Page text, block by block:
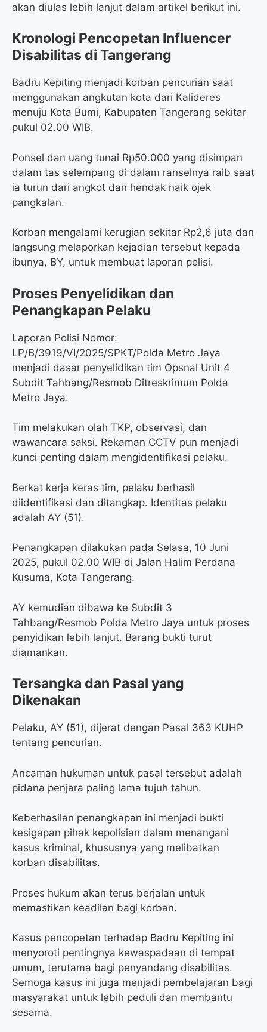
akan diulas lebih lanjut dalam artikel berikut ini.
Kronologi Pencopetan Influencer
Disabilitas di Tangerang
Badru Kepiting menjadi korban pencurian saat
menggunakan angkutan kota dari Kalideres
menuju Kota Bumi, Kabupaten Tangerang sekitar
pukul 02.00 WIB.
Ponsel dan uang tunai Rp50.000 yang disimpan
dalam tas selempang di dalam ranselnya raib saat
ia turun dari angkot dan hendak naik ojek
pangkalan.
Korban mengalami kerugian sekitar Rp2,6 juta dan
langsung melaporkan kejadian tersebut kepada
ibunya, BY, untuk membuat laporan polisi.
Proses Penyelidikan dan
Penangkapan Pelaku
Laporan Polisi Nomor:
LP/B/3919/VI/2025/SPKT/Polda Metro Jaya
menjadi dasar penyelidikan tim Opsnal Unit 4
Subdit Tahbang/Resmob Ditreskrimum Polda
Metro Jaya.
Tim melakukan olah TKP, observasi, dan
wawancara saksi. Rekaman CCTV pun menjadi
kunci penting dalam mengidentifikasi pelaku.
Berkat kerja keras tim, pelaku berhasil
diidentifikasi dan ditangkap. Identitas pelaku
adalah AY (51).
Penangkapan dilakukan pada Selasa, 10 Juni
2025, pukul 02.00 WIB di Jalan Halim Perdana
Kusuma, Kota Tangerang.
AY kemudian dibawa ke Subdit 3
Tahbang/Resmob Polda Metro Jaya untuk proses
penyidikan lebih lanjut. Barang bukti turut
diamankan.
Tersangka dan Pasal yang
Dikenakan
Pelaku, AY (51), dijerat dengan Pasal 363 KUHP
tentang pencurian.
Ancaman hukuman untuk pasal tersebut adalah
pidana penjara paling lama tujuh tahun.
Keberhasilan penangkapan ini menjadi bukti
kesigapan pihak kepolisian dalam menangani
kasus kriminal, khususnya yang melibatkan
korban disabilitas.
Proses hukum akan terus berjalan untuk
memastikan keadilan bagi korban.
Kasus pencopetan terhadap Badru Kepiting ini
menyoroti pentingnya kewaspadaan di tempat
umum, terutama bagi penyandang disabilitas.
Semoga kasus ini juga menjadi pembelajaran bagi
masyarakat untuk lebih peduli dan membantu
sesama.